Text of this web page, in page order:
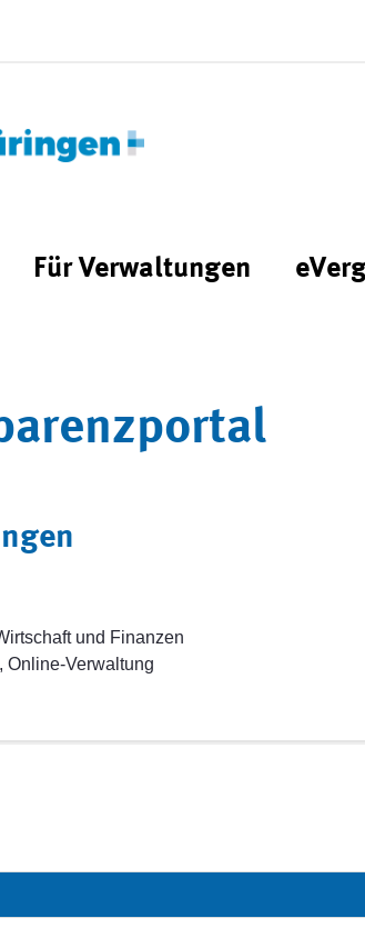
Für Verwaltungen
und Finanzen
Online-Verwaltung